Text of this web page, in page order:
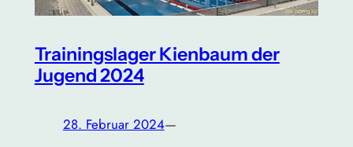
Trainingslager Kienbaum der
Jugend 2024
28. Februar 2024—